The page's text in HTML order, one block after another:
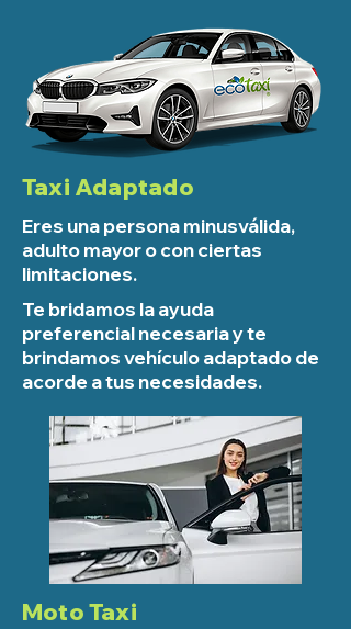
Taxi Adaptado
Eres una persona minusválida,
adulto mayor o con ciertas
limitaciones.
Te bridamos la ayuda
preferencial necesaria y te
brindamos vehículo adaptado de
acorde a tus necesidades.
Moto Taxi